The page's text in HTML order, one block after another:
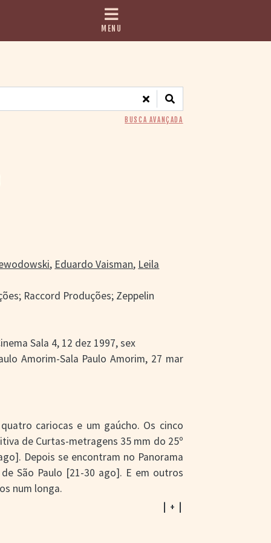
MENU
BUSCA AVANÇADA
, Eduardo Vaisman, Leila
Raccord Produções; Zeppelin
Sala 4, 12 dez 1997, sex
Amorim-Sala Paulo Amorim, 27 mar
cariocas e um gaúcho. Os cinco
de Curtas-metragens 35 mm do 25º
Depois se encontram no Panorama
São Paulo [21-30 ago]. E em outros
num longa.
Nossa escola de samba , de
| + |